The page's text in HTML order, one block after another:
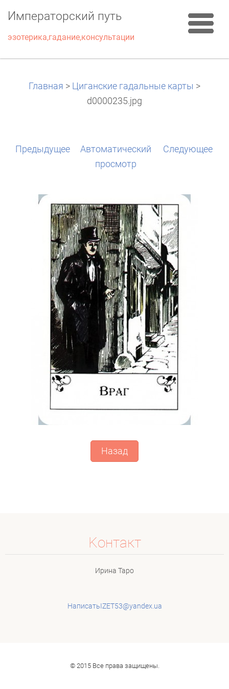
Императорский путь
эзотерика,гадание,консультации
Главная > Циганские гадальные карты >
d0000235.jpg
Предыдущее
Aвтоматический
просмотр
Следующее
Назад
Koнтакт
Ирина Таро
НаписатьIZET53@yandex.ua
© 2015 Все права защищены.